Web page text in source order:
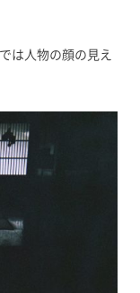
は人物の顔の見え